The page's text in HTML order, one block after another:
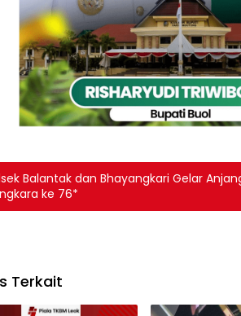
Balantak dan Bhayangkari Gelar
ke 76*
Terkait